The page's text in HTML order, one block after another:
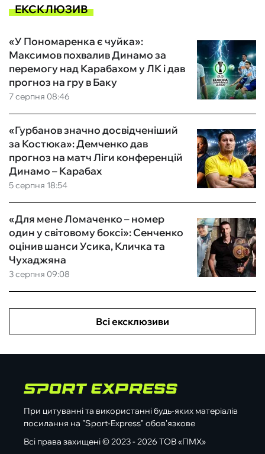
ЕКСКЛЮЗИВ
7 серпня 08:46
«У Пономаренка є чуйка»:
Максимов похвалив Динамо за
перемогу над Карабахом у ЛК і дав
прогноз на гру в Баку
5 серпня 18:54
«Гурбанов значно досвідченіший
за Костюка»: Демченко дав
прогноз на матч Ліги конференцій
Динамо – Карабах
3 серпня 09:08
«Для мене Ломаченко – номер
один у світовому боксі»: Сенченко
оцінив шанси Усика, Кличка та
Чухаджяна
Всі ексклюзиви
При цитуванні та використанні будь-яких матеріалів
посилання на "Sport-Express" обов'язкове
Всі права захищені © 2023 - 2026 ТОВ «ПМХ»